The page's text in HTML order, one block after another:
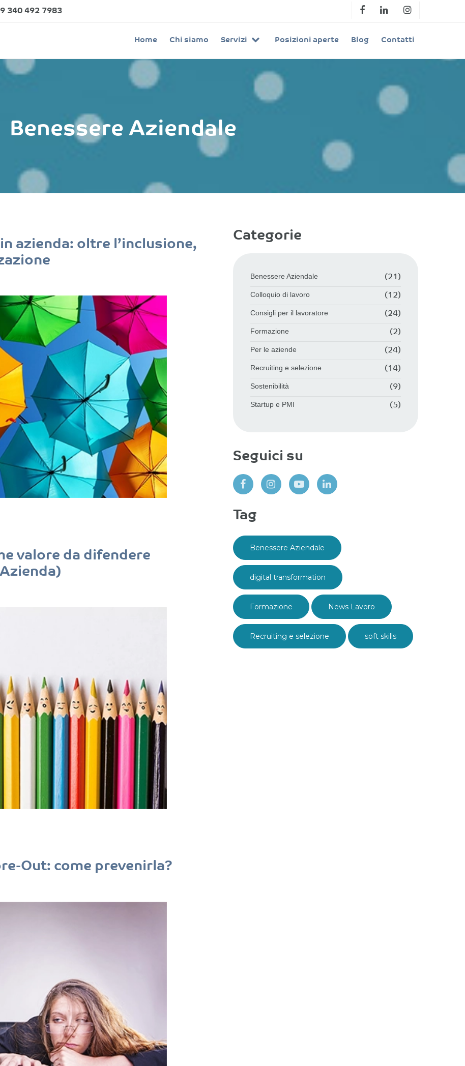
340 492 7983
Home Chi siamo Servizi Posizioni aperte Blog Contatti
Benessere Aziendale
azienda: oltre l’inclusione,
valore da difendere
Out: come prevenirla?
Categorie
Benessere Aziendale (21)
Colloquio di lavoro (12)
Consigli per il lavoratore (24)
Formazione (2)
Per le aziende (24)
Recruiting e selezione (14)
Sostenibilità (9)
Startup e PMI (5)
Seguici su
Tag
Benessere Aziendale
digital transformation
Formazione News Lavoro
Recruiting e selezione soft skills